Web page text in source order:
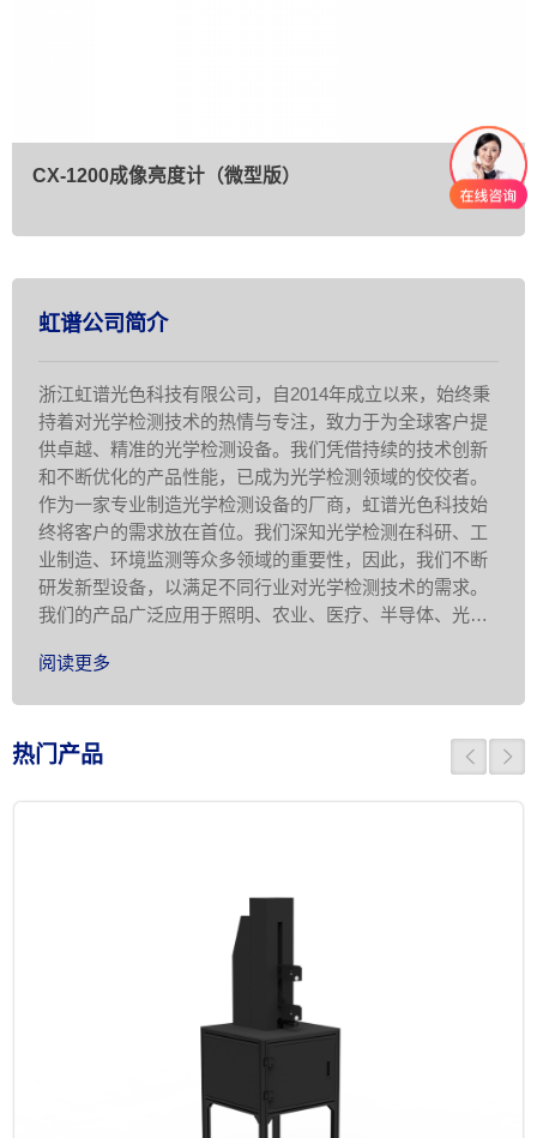
CX-1200成像亮度计（微型版）
虹谱公司简介
浙江虹谱光色科技有限公司，自2014年成立以来，始终秉
持着对光学检测技术的热情与专注，致力于为全球客户提
供卓越、精准的光学检测设备。我们凭借持续的技术创新
和不断优化的产品性能，已成为光学检测领域的佼佼者。
作为一家专业制造光学检测设备的厂商，虹谱光色科技始
终将客户的需求放在首位。我们深知光学检测在科研、工
业制造、环境监测等众多领域的重要性，因此，我们不断
研发新型设备，以满足不同行业对光学检测技术的需求。
我们的产品广泛应用于照明、农业、医疗、半导体、光电
阅读更多
热门产品